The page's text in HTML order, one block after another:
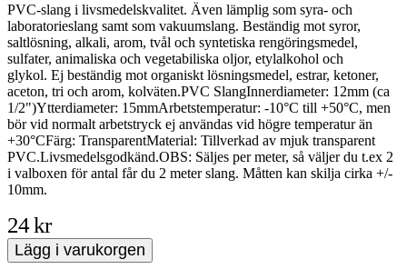
PVC-slang i livsmedelskvalitet. Även lämplig som syra- och
laboratorieslang samt som vakuumslang. Beständig mot syror,
saltlösning, alkali, arom, tvål och syntetiska rengöringsmedel,
sulfater, animaliska och vegetabiliska oljor, etylalkohol och
glykol. Ej beständig mot organiskt lösningsmedel, estrar, ketoner,
aceton, tri och arom, kolväten.PVC SlangInnerdiameter: 12mm (ca
1/2")Ytterdiameter: 15mmArbetstemperatur: -10°C till +50°C, men
bör vid normalt arbetstryck ej användas vid högre temperatur än
+30°CFärg: TransparentMaterial: Tillverkad av mjuk transparent
PVC.Livsmedelsgodkänd.OBS: Säljes per meter, så väljer du t.ex 2
i valboxen för antal får du 2 meter slang. Måtten kan skilja cirka +/-
10mm.
24 kr
Lägg i varukorgen